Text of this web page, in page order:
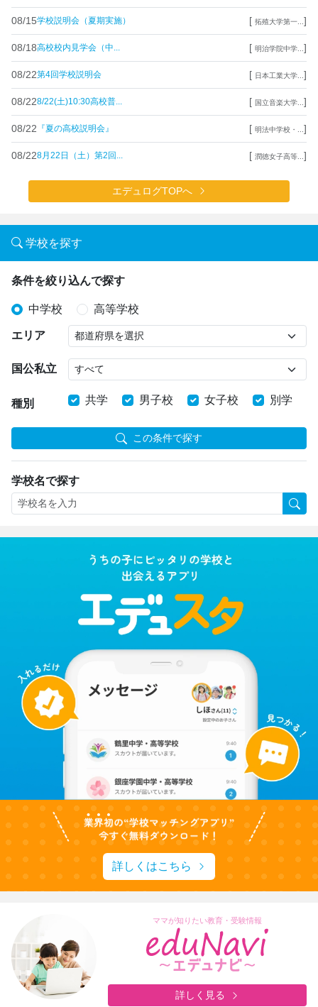
08/15学校説明会（夏期実施） [ 拓殖大学第一... ]
08/18高校校内見学会（中... [ 明治学院中学... ]
08/22第4回学校説明会 [ 日本工業大学... ]
08/228/22(土)10:30高校普... [ 国立音楽大学... ]
08/22 『夏の高校説明会』 [ 明法中学校・... ]
08/228月22日（土）第2回... [ 潤徳女子高等... ]
エデュログTOPへ
学校を探す
条件を絞り込んで探す
中学校 高等学校
エリア
国公私立
種別 共学 男子校 女子校 別学
この条件で探す
学校名で探す
詳しくはこちら
ママが知りたい教育・受験情報
詳しく見る